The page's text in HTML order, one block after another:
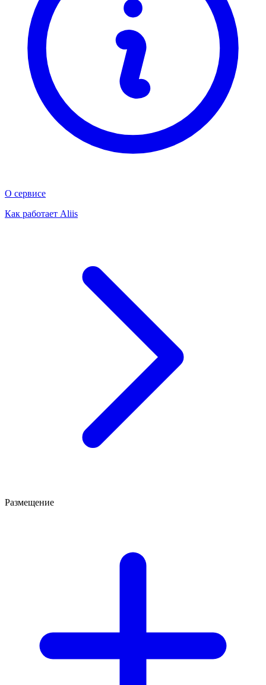
О сервисе
Как работает Aliis
Размещение